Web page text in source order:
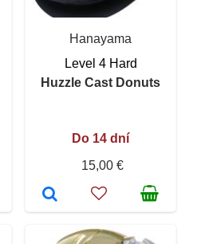
Hanayama
Level 4 Hard
Huzzle Cast Donuts
Do 14 dní
15,00 €